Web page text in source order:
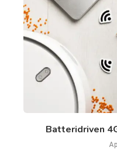
Batteridriven